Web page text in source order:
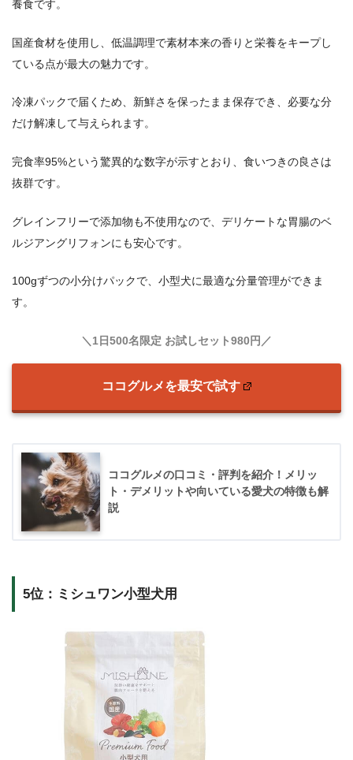
養食です。
国産食材を使用し、低温調理で素材本来の香りと栄養をキープし
ている点が最大の魅力です。
冷凍パックで届くため、新鮮さを保ったまま保存でき、必要な分
だけ解凍して与えられます。
完食率95%という驚異的な数字が示すとおり、食いつきの良さは
抜群です。
グレインフリーで添加物も不使用なので、デリケートな胃腸のベ
ルジアングリフォンにも安心です。
100gずつの小分けパックで、小型犬に最適な分量管理ができま
す。
＼1日500名限定 お試しセット980円／
ココグルメを最安で試す
ココグルメの口コミ・評判を紹介！メリッ
ト・デメリットや向いている愛犬の特徴も解
説
5位：ミシュワン小型犬用